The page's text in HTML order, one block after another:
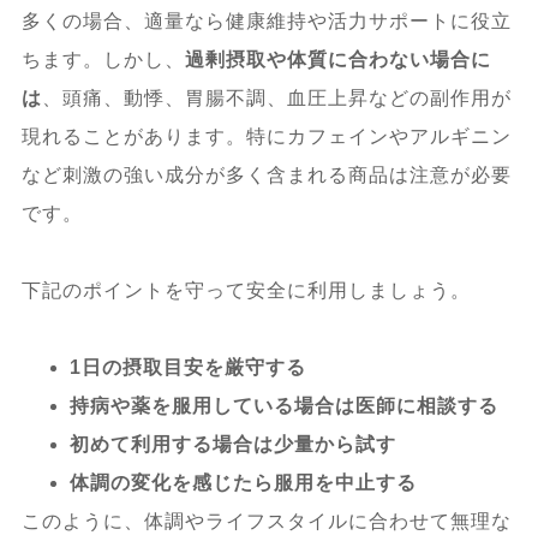
多くの場合、適量なら健康維持や活力サポートに役立
ちます。しかし、 過剰摂取や体質に合わない場合に
は
、頭痛、動悸、胃腸不調、血圧上昇などの副作用が
現れることがあります。特にカフェインやアルギニン
など刺激の強い成分が多く含まれる商品は注意が必要
です。
下記のポイントを守って安全に利用しましょう。
1日の摂取目安を厳守する
持病や薬を服用している場合は医師に相談する
初めて利用する場合は少量から試す
体調の変化を感じたら服用を中止する
このように、体調やライフスタイルに合わせて無理な